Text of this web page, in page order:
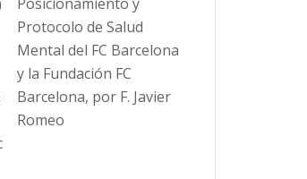
Protocolo de Salud
Mental del FC Barcelona
y la Fundación FC
Barcelona, por F. Javier
Romeo